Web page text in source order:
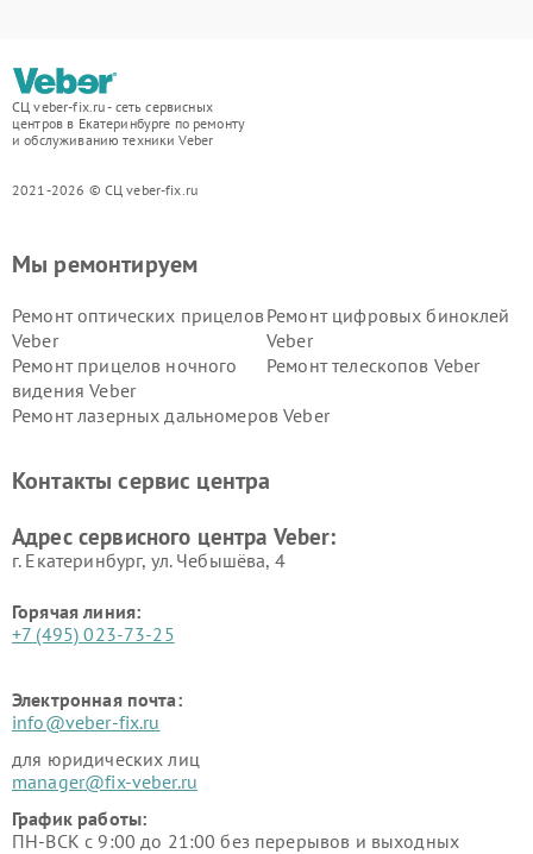
СЦ veber-fix.ru - сеть сервисных
центров в Екатеринбурге по ремонту
и обслуживанию техники Veber
2021-2026 © СЦ veber-fix.ru
Мы ремонтируем
Ремонт оптических прицелов
Veber
Ремонт цифровых биноклей
Veber
Ремонт прицелов ночного
видения Veber
Ремонт телескопов Veber
Ремонт лазерных дальномеров Veber
Контакты сервис центра
Адрес сервисного центра Veber:
г. Екатеринбург, ул. Чебышёва, 4
Горячая линия:
+7 (495) 023-73-25
Электронная почта:
info@veber-fix.ru
для юридических лиц
manager@fix-veber.ru
График работы:
ПН-ВСК с 9:00 до 21:00 без перерывов и выходных